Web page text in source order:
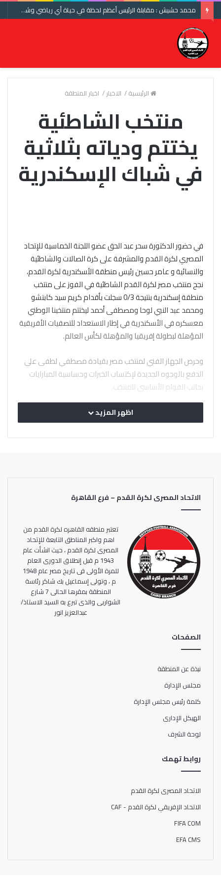
محمد حشيش : مقابلة الرئيس أعظم لحظة في حياة أي رياضي وشكرا اتحاد الكرة ومنتخب مصر
الرئيسية/ الاخبار/ اخبار المنطقة
منتخب الشاطئية
يختتم ودياته بثلاثية
في شباك الإسكندرية
في حضور الدكتورة سحر عبد الحق عضو اللجنة الخماسية للإتحاد
المصري لكرة القدم والمشرفة على كرة الصالات والشاطئية
والنسائية و عامر حسين رئيس منطقة الأسكندرية لكرة القدم،
نجح منتخب مصر لكرة القدم الشاطئية في الفوز على منتخب
منطقة إسكندرية بنتيجة 0/3 سجلت بأقدام كريم سيد كابتشو
ومحمد عبد النبي لوحا ومصطفى أحمد ليختتم منتخبنا الوطني
معسكره في الأسكندرية في إطار الاستعداد للتصفيات الأفريقية
المؤهلة لبطولة إفريقيا والمؤهلة لكأس العالم.
وحرص الجهاز الفني لمنتخب مصر بقيادة مصطفي لطفى على
الدفع بالوجوه الجديدة لإكتساب الخبرات وحساسية المبارايات
بجانب القوام الأساسي للمنتخب.
ووجه عبد الواحد السيد مدير منتخب مصر للكرة الشاطئية الشكر
لعامر حسين علي كرم ضيافة منطقة إسكندرية لمنتخب مصر
وتسهيل كافة الإجراءات التي ساعدت على نجاح معسكر منتخب
وتسلمت الدكتورة سحر عبد الحق درع الإتحاد فرع منطقة
لمجهوداته ورعايتة للرياضة بمحافظة الأسكندرية.
اظهر المزيد
الاتحاد المصرى لكرة القدم – فرع القاهرة
تعتبر منطقه القاهره لكرة القدم من
اهم واكبر المناطق التابعة للإتحاد
المصرى لكرة القدم ، حيث انشأت عام
1943 م قبل إنطلاق الدورى العام
للمرة الأولى فى تاريخ مصر عام 1948
م ، وتولى إسماعيل بك شاكر رئاسة
المنطقة بمقرها الحالى 7 شارع
الشواربى والذى تبرع به السيد الاستاذ/
عبدالعزيز انور
الصفحات
نبذة عن المنطقة
مجلس الإدارة
كلمة رئيس مجلس الإدارة
الهيكل الإدارى
لوحة الشرف
روابط تهمك
الاتحاد المصرى لكرة القدم
الاتحاد الإفريقي لكرة القدم - CAF
FIFA COM
EFA CMS